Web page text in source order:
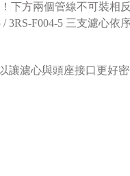
下方兩個管線不可裝相
3RS-F004-5 三支濾心
讓濾心與頭座接口更好